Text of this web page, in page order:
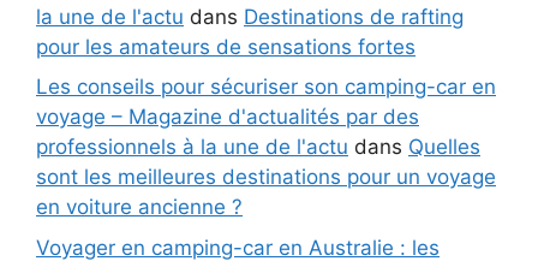
la une de l'actu dans Destinations de rafting
pour les amateurs de sensations fortes
Les conseils pour sécuriser son camping-car en
voyage – Magazine d'actualités par des
professionnels à la une de l'actu dans Quelles
sont les meilleures destinations pour un voyage
en voiture ancienne ?
Voyager en camping-car en Australie : les